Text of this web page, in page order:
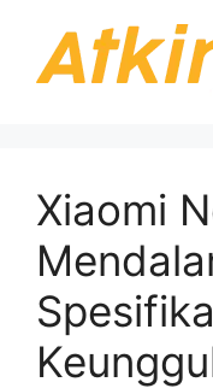
Xiaomi